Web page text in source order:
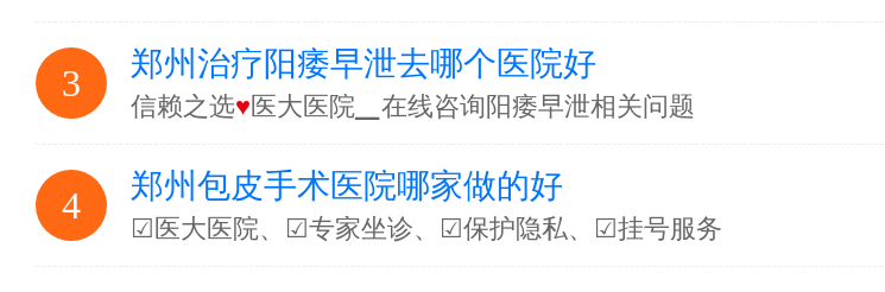
3 郑州治疗阳痿早泄去哪个医院好
信赖之选♥医大医院▁在线咨询阳痿早泄相关问题
4 郑州包皮手术医院哪家做的好
☑医大医院、☑专家坐诊、☑保护隐私、☑挂号服务